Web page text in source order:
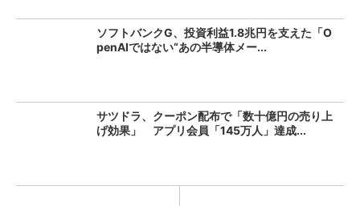
ソフトバンクG、投資利益1.8兆円を支えた「O
penAIではない“あの半導体メー...
サツドラ、クーポン配布で「数十億円の売り上
げ効果」 アプリ会員「145万人」達成...